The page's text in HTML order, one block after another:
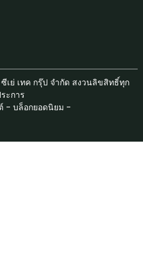
ย่ เทค กรุ๊ป จำกัด สงวนลิขสิทธิ์ทุก
ะการ
- บล็อกยอดนิยม -